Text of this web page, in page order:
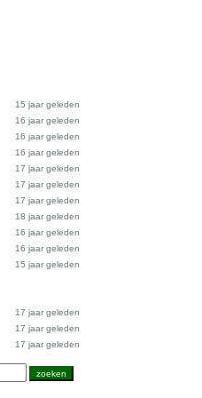
15 jaar geleden
16 jaar geleden
16 jaar geleden
16 jaar geleden
17 jaar geleden
17 jaar geleden
17 jaar geleden
18 jaar geleden
16 jaar geleden
16 jaar geleden
15 jaar geleden
17 jaar geleden
17 jaar geleden
17 jaar geleden